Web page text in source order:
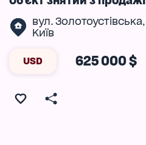
вул. Золотоустівська,
Київ
USD 625 000 $